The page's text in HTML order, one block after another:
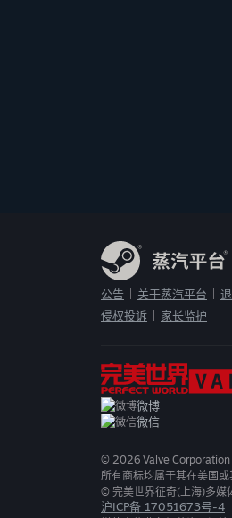
公告 关于蒸汽平台
侵权投诉
家长监护
微博
微信
© 2026 Valve Corporation
所有商标均属于其在美国或
© 完美世界征奇(上海)多媒
沪ICP备 17051673号-4